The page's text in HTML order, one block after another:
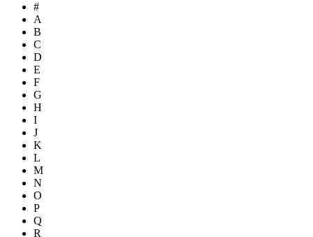
#
A
B
C
D
E
F
G
H
I
J
K
L
M
N
O
P
Q
R